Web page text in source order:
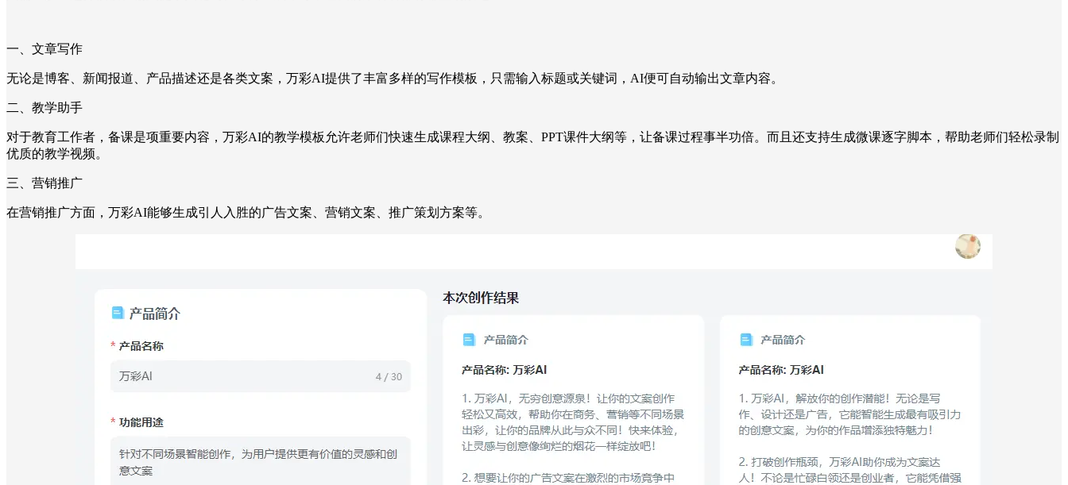
一、文章写作
无论是博客、新闻报道、产品描述还是各类文案，万彩AI提供了丰富多样的写作模板，只需输入标题或关键词，AI便可自动输出文章内容。
二、教学助手
对于教育工作者，备课是项重要内容，万彩AI的教学模板允许老师们快速生成课程大纲、教案、PPT课件大纲等，让备课过程事半功倍。而且还支持生成微课逐字脚本，帮助老师们轻松录制
优质的教学视频。
三、营销推广
在营销推广方面，万彩AI能够生成引人入胜的广告文案、营销文案、推广策划方案等。